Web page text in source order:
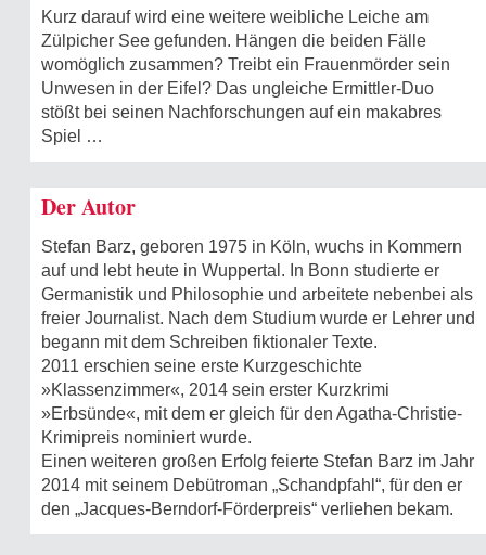
Kurz darauf wird eine weitere weibliche Leiche am
Zülpicher See gefunden. Hängen die beiden Fälle
womöglich zusammen? Treibt ein Frauenmörder sein
Unwesen in der Eifel? Das ungleiche Ermittler-Duo
stößt bei seinen Nachforschungen auf ein makabres
Spiel …
Der Autor
Stefan Barz, geboren 1975 in Köln, wuchs in Kommern
auf und lebt heute in Wuppertal. In Bonn studierte er
Germanistik und Philosophie und arbeitete nebenbei als
freier Journalist. Nach dem Studium wurde er Lehrer und
begann mit dem Schreiben fiktionaler Texte.
2011 erschien seine erste Kurzgeschichte
»Klassenzimmer«, 2014 sein erster Kurzkrimi
»Erbsünde«, mit dem er gleich für den Agatha-Christie-
Krimipreis nominiert wurde.
Einen weiteren großen Erfolg feierte Stefan Barz im Jahr
2014 mit seinem Debütroman „Schandpfahl“, für den er
den „Jacques-Berndorf-Förderpreis“ verliehen bekam.